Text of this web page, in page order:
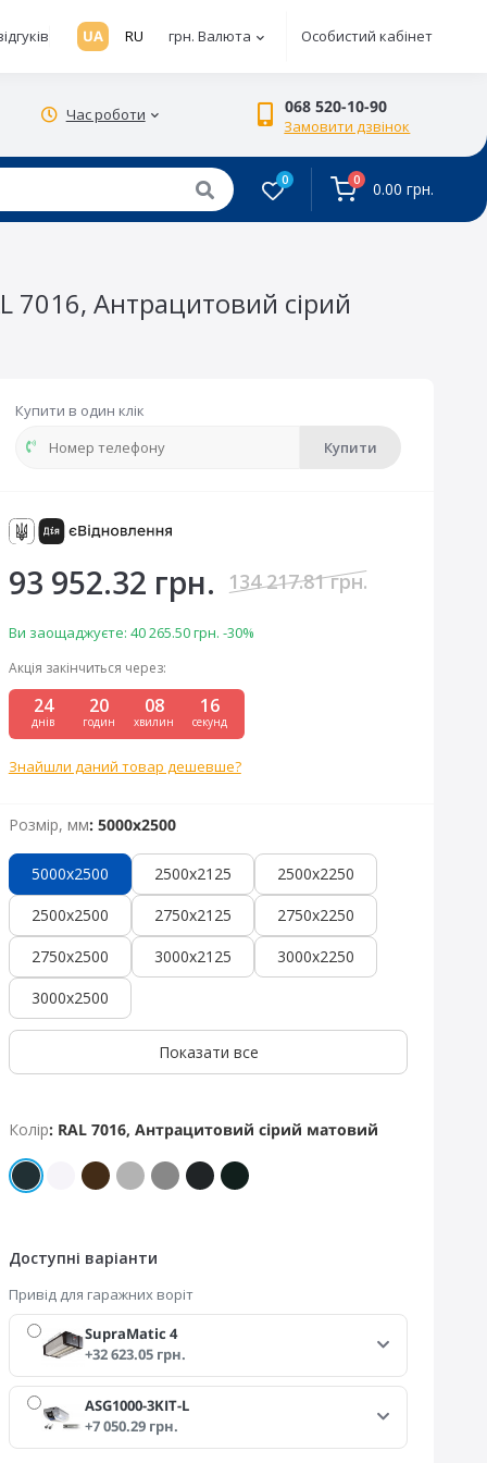
UA RU грн.Валюта Особистий кабінет
Час роботи 068 520-10-90
Замовити дзвінок
0 0 0.00 грн.
7016, Антрацитовий сірий
секції
пальців
зсередини та на
унікальній
воріт
Безпечні пружини
Запатентована система пружин
Ситуація може бути дуже
Купити в один клік
Купити
93 952.32 грн. 134 217.81 грн.
Ви заощаджуєте: 40 265.50 грн. -30%
Акція закінчиться через:
24
днів
20
годин
08
хвилин
15
секунд
Знайшли даний товар дешевше?
Розмір, мм: 5000x2500
2500x2125
2500x2250
2500x2500
2750x2125
2750x2250
2750x2500
3000x2125
3000x2250
3000x2500
5000x2500
Показати все
Колір: RAL 7016, Антрацитовий сірий матовий
Доступні варіанти
Привід для гаражних воріт
SupraMatic 4
+32 623.05 грн.
ASG1000-3KIT-L
+7 050.29 грн.